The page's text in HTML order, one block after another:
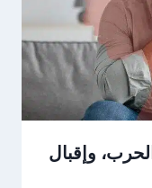
وإقبال